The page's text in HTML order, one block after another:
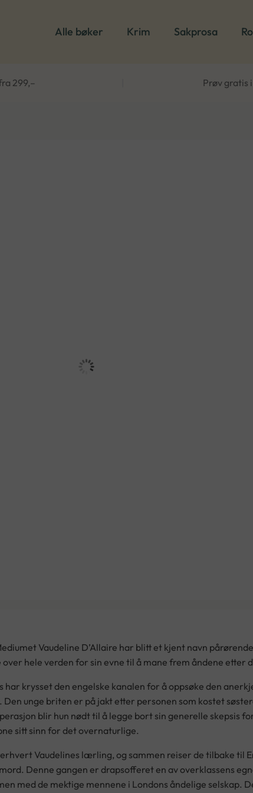
Alle bøker Krim Sakprosa
299,– Prøv gratis
Vaudeline D’Allaire har blitt et kjent navn
hele verden for sin evne til å mane frem åndene etter
har krysset den engelske kanalen for å oppsøke den
unge briten er på jakt etter personen som kostet
blir hun nødt til å legge bort sin generelle skepsis
sitt sinn for det overnaturlige.
Vaudelines lærling, og sammen reiser de tilbake til
Denne gangen er drapsofferet en av overklassens
med de mektige mennene i Londons åndelige selskap.